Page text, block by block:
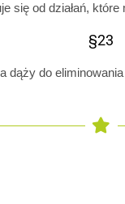
się od działań,
§23
dąży do